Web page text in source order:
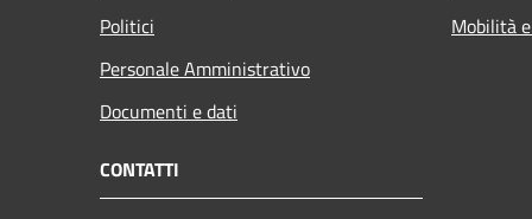
Politici
Personale Amministrativo
Documenti e dati
Mobilità
CONTATTI